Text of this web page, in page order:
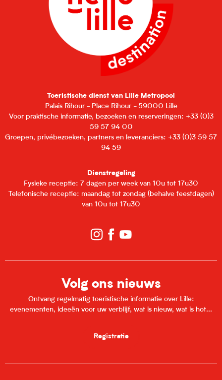
Toeristische dienst van Lille Metropool
Palais Rihour - Place Rihour - 59000 Lille
Voor praktische informatie, bezoeken en reserveringen: +33 (0)3
59 57 94 00
Groepen, privébezoeken, partners en leveranciers: +33 (0)3 59 57
94 59
Dienstregeling
Fysieke receptie: 7 dagen per week van 10u tot 17u30
Telefonische receptie: maandag tot zondag (behalve feestdagen)
van 10u tot 17u30
Volg ons nieuws
Ontvang regelmatig toeristische informatie over Lille:
evenementen, ideeën voor uw verblijf, wat is nieuw, wat is hot...
Registratie